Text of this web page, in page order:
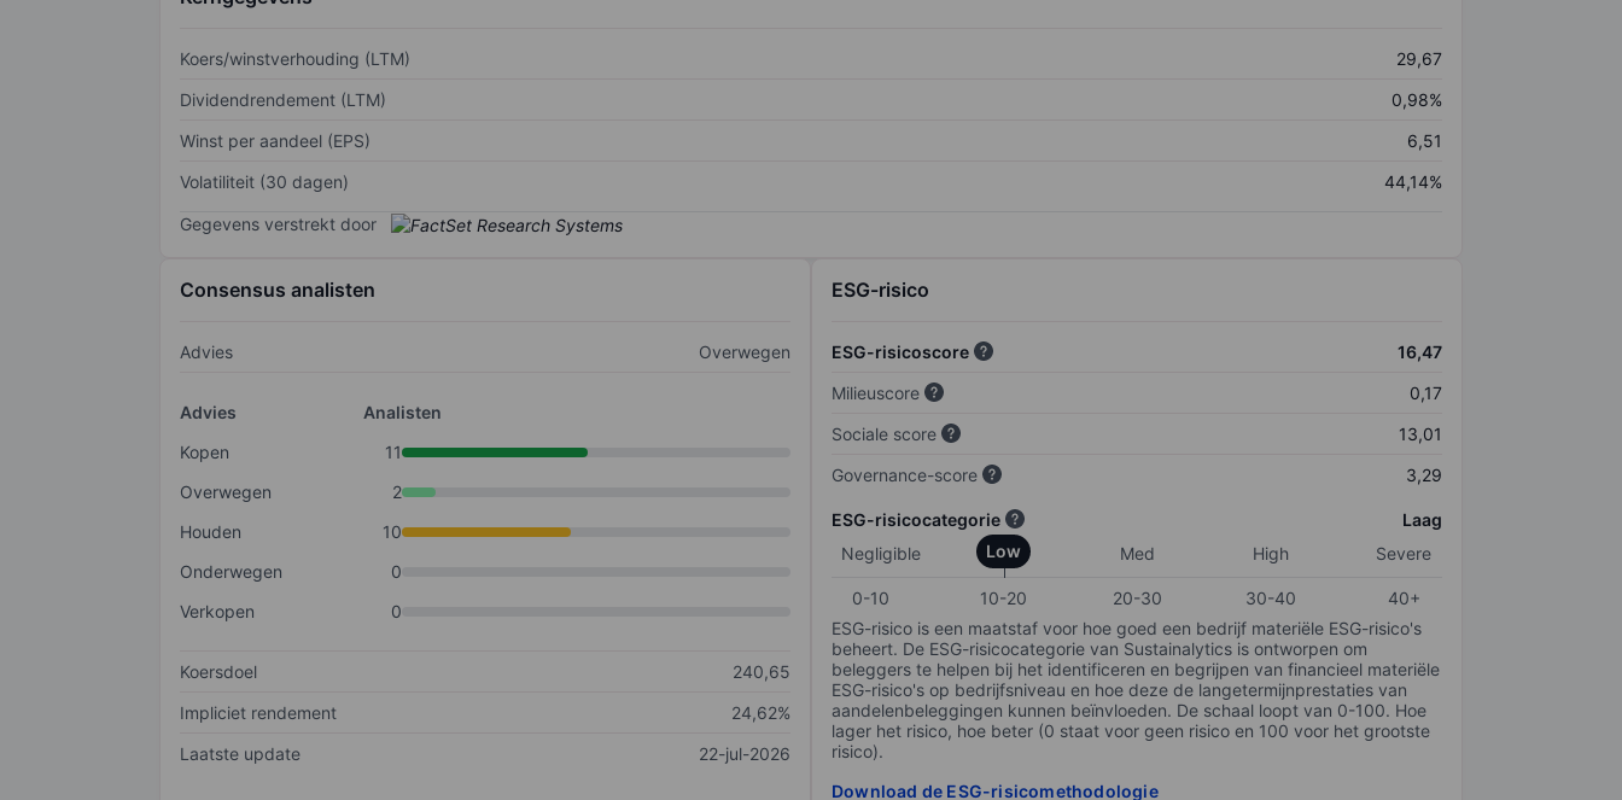
Koers/winstverhouding (LTM)
29,67
Dividendrendement (LTM)
0,98%
Winst per aandeel (EPS)
6,51
Volatiliteit (30 dagen)
44,14%
Gegevens verstrekt door
Consensus analisten
Advies Overwegen
Advies
Analisten
Kopen
11
Overwegen
2
Houden
10
Onderwegen
0
Verkopen
0
Koersdoel
240,65
Impliciet rendement
24,62%
Laatste update
22-jul-2026
ESG-risico
ESG-risicoscore
16,47
Milieuscore
0,17
Sociale score
13,01
Governance-score
3,29
ESG-risicocategorie
Laag
Negligible
Low Med High Severe
0-10 10-20 20-30 30-40
40+
ESG-risico is een maatstaf voor hoe goed een bedrijf materiële ESG-risico's
beheert. De ESG-risicocategorie van Sustainalytics is ontworpen om
beleggers te helpen bij het identificeren en begrijpen van financieel materiële
ESG-risico's op bedrijfsniveau en hoe deze de langetermijnprestaties van
aandelenbeleggingen kunnen beïnvloeden. De schaal loopt van 0-100. Hoe
lager het risico, hoe beter (0 staat voor geen risico en 100 voor het grootste
risico).
Download de ESG-risicomethodologie